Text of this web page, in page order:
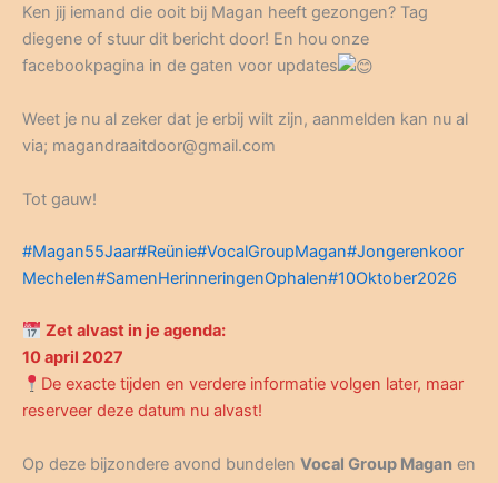
Ken jij iemand die ooit bij Magan heeft gezongen? Tag
diegene of stuur dit bericht door! En hou onze
facebookpagina in de gaten voor updates
Weet je nu al zeker dat je erbij wilt zijn, aanmelden kan nu al
via; magandraaitdoor@gmail.com
Tot gauw!
#Magan55Jaar#Reünie#VocalGroupMagan#Jongerenkoor
Mechelen#SamenHerinneringenOphalen#10Oktober2026
Zet alvast in je agenda:
10 april 2027
De exacte tijden en verdere informatie volgen later, maar
reserveer deze datum nu alvast!
Op deze bijzondere avond bundelen Vocal Group Magan en